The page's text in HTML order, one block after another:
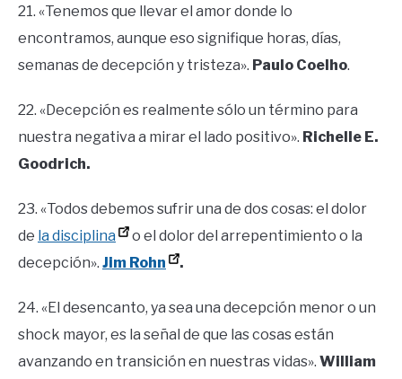
21. «Tenemos que llevar el amor donde lo
encontramos, aunque eso signifique horas, días,
semanas de decepción y tristeza». Paulo Coelho.
22. «Decepción es realmente sólo un término para
nuestra negativa a mirar el lado positivo». Richelle E.
Goodrich.
23. «Todos debemos sufrir una de dos cosas: el dolor
de la disciplina
o el dolor del arrepentimiento o la
decepción». Jim Rohn .
24. «El desencanto, ya sea una decepción menor o un
shock mayor, es la señal de que las cosas están
avanzando en transición en nuestras vidas». William